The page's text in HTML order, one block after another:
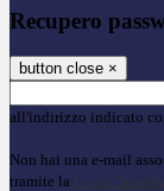
Recupero
button close ×
all'indirizzo indicato
Non hai una e-mail
tramite la Login